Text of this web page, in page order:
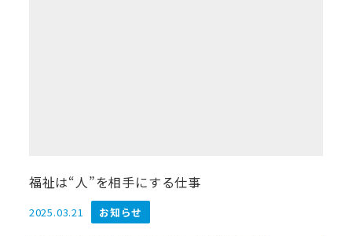
福祉は“人”を相手にする仕事
投稿日
2025.03.21 お知らせ